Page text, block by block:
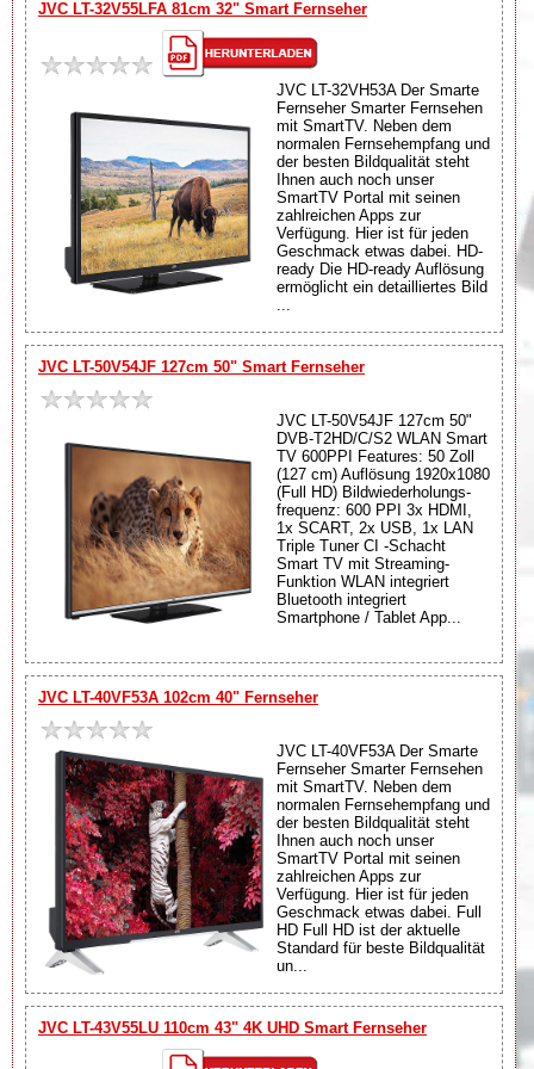
JVC LT-32V55LFA 81cm 32" Smart Fernseher
JVC LT-32VH53A Der Smarte
Fernseher Smarter Fernsehen
mit SmartTV. Neben dem
normalen Fernsehempfang und
der besten Bildqualität steht
Ihnen auch noch unser
SmartTV Portal mit seinen
zahlreichen Apps zur
Verfügung. Hier ist für jeden
Geschmack etwas dabei. HD-
ready Die HD-ready Auflösung
ermöglicht ein detailliertes Bild
JVC LT-50V54JF 127cm 50" Smart Fernseher
JVC LT-50V54JF 127cm 50"
DVB-T2HD/C/S2 WLAN Smart
TV 600PPI Features: 50 Zoll
(127 cm) Auflösung 1920x1080
(Full HD) Bildwiederholungs-
frequenz: 600 PPI 3x HDMI,
1x SCART, 2x USB, 1x LAN
Triple Tuner CI -Schacht
Smart TV mit Streaming-
Funktion WLAN integriert
Bluetooth integriert
Smartphone / Tablet App...
JVC LT-40VF53A 102cm 40" Fernseher
JVC LT-40VF53A Der Smarte
Fernseher Smarter Fernsehen
mit SmartTV. Neben dem
normalen Fernsehempfang und
der besten Bildqualität steht
Ihnen auch noch unser
SmartTV Portal mit seinen
zahlreichen Apps zur
Verfügung. Hier ist für jeden
Geschmack etwas dabei. Full
HD Full HD ist der aktuelle
Standard für beste Bildqualität
un...
JVC LT-43V55LU 110cm 43" 4K UHD Smart Fernseher